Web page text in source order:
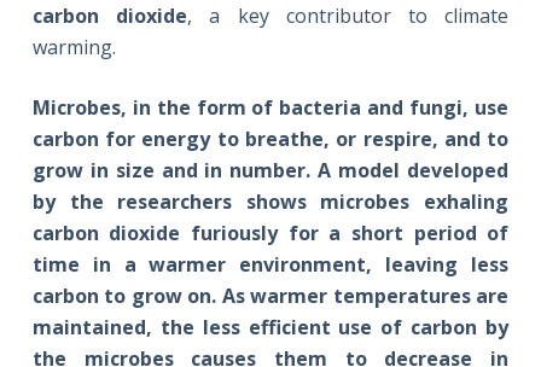
carbon dioxide, a key contributor to climate
warming.
Microbes, in the form of bacteria and fungi, use
carbon for energy to breathe, or respire, and to
grow in size and in number. A model developed
by the researchers shows microbes exhaling
carbon dioxide furiously for a short period of
time in a warmer environment, leaving less
carbon to grow on. As warmer temperatures are
maintained, the less efficient use of carbon by
the microbes causes them to decrease in